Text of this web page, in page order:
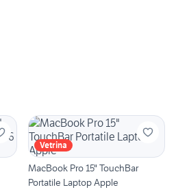
Vetrina
MacBook Pro 15" TouchBar
Portatile Laptop Apple